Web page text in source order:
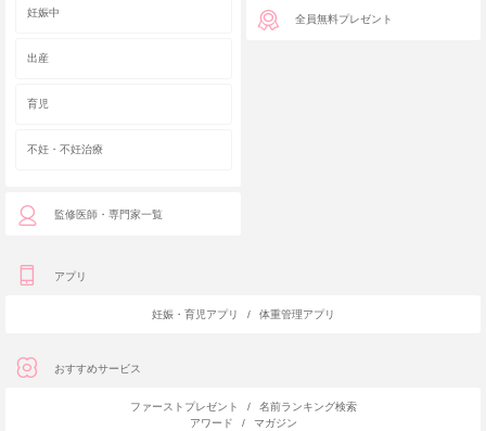
妊娠中
出産
育児
不妊・不妊治療
監修医師・専門家一覧
全員無料プレゼント
アプリ
妊娠・育児アプリ / 体重管理アプリ
おすすめサービス
ファーストプレゼント /
名前ランキング検索
アワード
/ マガジン